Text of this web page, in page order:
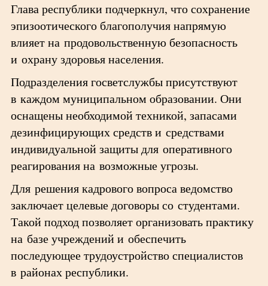
Глава республики подчеркнул, что сохранение
эпизоотического благополучия напрямую
влияет на продовольственную безопасность
и охрану здоровья населения.
Подразделения госветслужбы присутствуют
в каждом муниципальном образовании. Они
оснащены необходимой техникой, запасами
дезинфицирующих средств и средствами
индивидуальной защиты для оперативного
реагирования на возможные угрозы.
Для решения кадрового вопроса ведомство
заключает целевые договоры со студентами.
Такой подход позволяет организовать практику
на базе учреждений и обеспечить
последующее трудоустройство специалистов
в районах республики.